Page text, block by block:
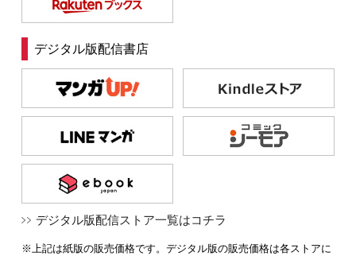
デジタル版配信書店
デジタル版配信ストア一覧はコチラ
※上記は紙版の販売価格です。デジタル版の販売価格は各ストアに